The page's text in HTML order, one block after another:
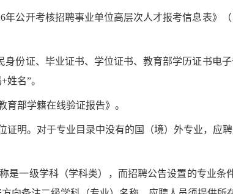
年公开考核招聘事业单位高层次人才报考信息表》
份证、毕业证书、学位证书、教育部学历证书电
+姓名”。
育部学籍在线验证报告》。
明。对于专业目录中没有的国（境）外专业，应
是一级学科（学科类），而招聘公告设置的专业